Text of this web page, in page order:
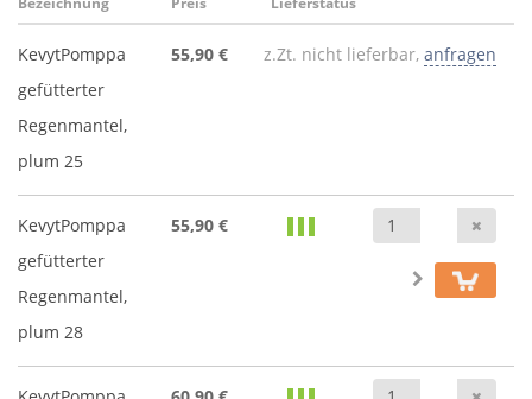
KevytPomppa
gefütterter
Regenmantel,
plum 25
55,90 € z.Zt. nicht lieferbar, anfragen
KevytPomppa
gefütterter
Regenmantel,
plum 28
55,90 €